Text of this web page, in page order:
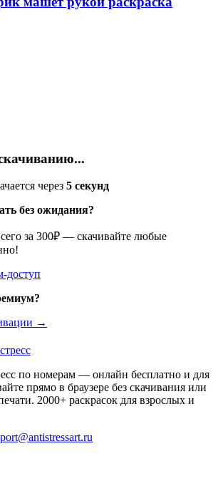
через 5 секунд
без ожидания?
за 300₽ — скачивайте любые
доступ
→
по номерам — онлайн бесплатно и для
прямо в браузере без скачивания или
2000+ раскрасок для взрослых и